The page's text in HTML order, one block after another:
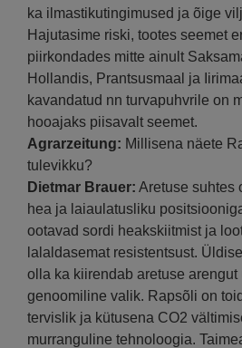
ka ilmastikutingimused ja õige
Hajutasime riski, tootes seemet
piirkondades mitte ainult
Hollandis, Prantsusmaal ja
kavandatud nn turvapuhvrile on
hooajaks piisavalt seemet.
Agrarzeitung: Millisena näete
tulevikku?
Dietmar Brauer: Aretuse suhtes
hea ja laiaulatusliku
ootavad sordi heakskiitmist ja
lalaldasemat resistentsust.
olla ka kiirendab aretuse arengut
genoomiline valik. Rapsõli on
tervislik ja kütusena CO2
murranguline tehnoloogia.